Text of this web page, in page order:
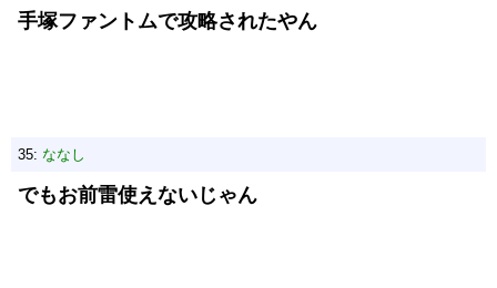
手塚ファントムで攻略されたやん
35: ななし
でもお前雷使えないじゃん